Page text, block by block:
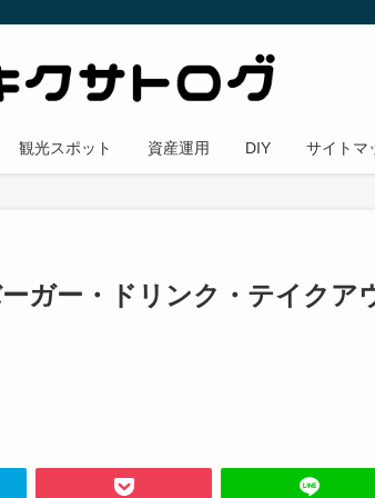
観光スポット 資産運用 DIY サイトマ
ガー・ドリンク・テイクア